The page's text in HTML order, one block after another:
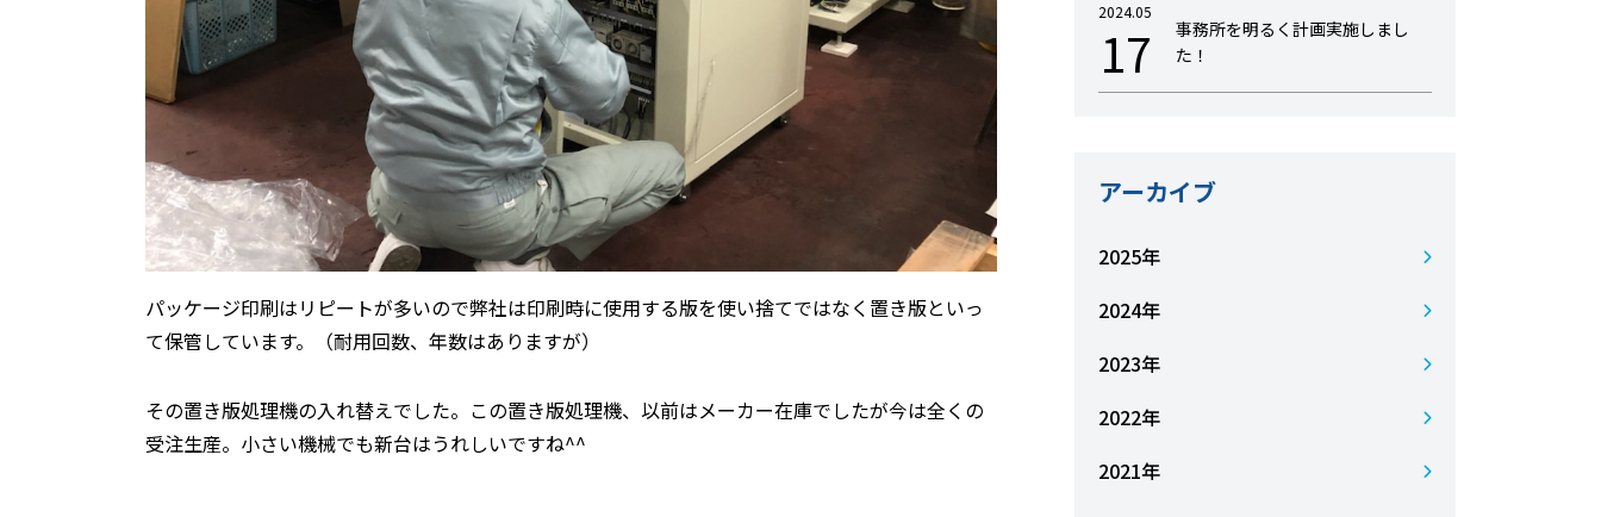
パッケージ印刷はリピートが多いので弊社は印刷時に使用する版を使い捨てではなく置き版といっ
て保管しています。（耐用回数、年数はありますが）
その置き版処理機の入れ替えでした。この置き版処理機、以前はメーカー在庫でしたが今は全くの
受注生産。小さい機械でも新台はうれしいですね^^
2024.05
17
事務所を明るく計画実施しまし
た！
アーカイブ
2025年
2024年
2023年
2022年
2021年